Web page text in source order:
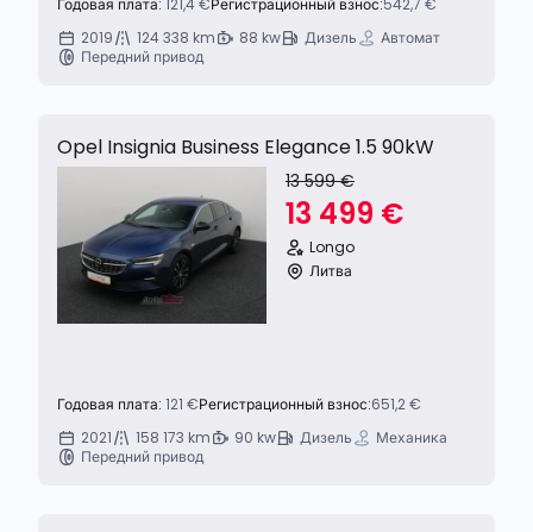
Годовая плата: 121,4 €Регистрационный взнос:542,7 €
2019
124 338 km 88 kw Дизель
Автомат
Передний привод
Opel Insignia Business Elegance 1.5 90kW
13 599 €
13 499 €
Longo
Литва
Годовая плата: 121 €Регистрационный взнос:651,2 €
2021
158 173 km 90 kw Дизель
Механика
Передний привод